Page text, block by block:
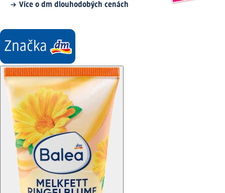
Více o dm dlouhodobých cenách